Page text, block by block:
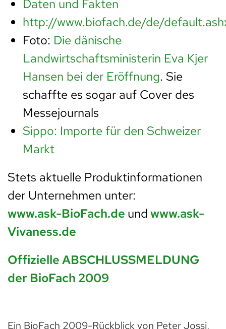
Daten und Fakten
http://www.biofach.de/de/
Foto: Die dänische
Landwirtschaftsministerin Eva Kjer
Hansen bei der Eröffnung. Sie
schaffte es sogar auf Cover des
Messejournals
Sippo: Importe für den Schweizer
Markt
Stets aktuelle Produktinformationen
der Unternehmen unter:
www.ask-BioFach.de undwww.ask-
Vivaness.de
Offizielle ABSCHLUSSMELDUNG
der BioFach 2009
Ein BioFach 2009-Rückblick von Peter Jossi,